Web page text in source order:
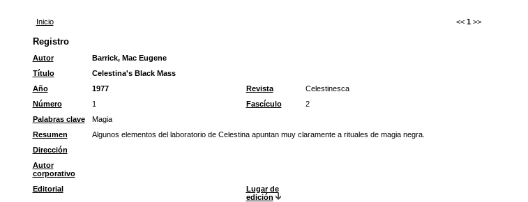
Inicio << 1 >>
Registro
Autor
Barrick, Mac Eugene
Título
Celestina's Black Mass
Año
1977 Revista Celestinesca
Número
1 Fascículo 2
Palabras clave
Magia
Resumen
Algunos elementos del laboratorio de Celestina apuntan muy claramente a rituales de magia negra.
Dirección
Autor
corporativo
Editorial
Lugar de
edición